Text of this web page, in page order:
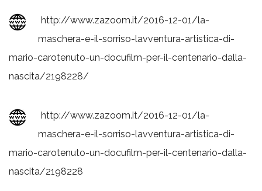
http://www.zazoom.it/2016-12-01/la-
maschera-e-il-sorriso-lavventura-artistica-di-
mario-carotenuto-un-docufilm-per-il-centenario-dalla-
nascita/2198228/
http://www.zazoom.it/2016-12-01/la-
maschera-e-il-sorriso-lavventura-artistica-di-
mario-carotenuto-un-docufilm-per-il-centenario-dalla-
nascita/2198228